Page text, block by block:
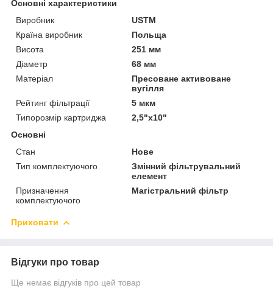
Основні характеристики
Виробник
USTM
Країна виробник
Польща
Висота
251 мм
Діаметр
68 мм
Матеріал
Пресоване активоване
вугілля
Рейтинг фільтрації
5 мкм
Типорозмір картриджа
2,5"х10"
Основні
Стан
Нове
Тип комплектуючого
Змінний фільтрувальний
елемент
Призначення
комплектуючого
Магістральний фільтр
Приховати
Відгуки про товар
Ще немає відгуків про цей товар